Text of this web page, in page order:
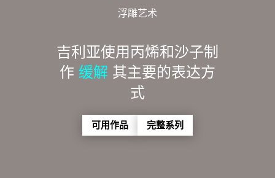
浮雕艺术
吉利亚使用丙烯和沙子制
作 缓解 其主要的表达方
式
可用作品 完整系列